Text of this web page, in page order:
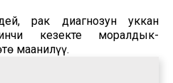
рак диагнозун уккан
кезекте моралдык-
маанилүү.